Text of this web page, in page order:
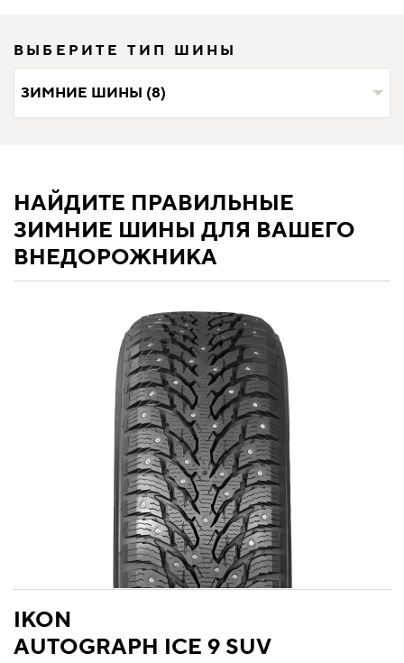
ВЫБЕРИТЕ ТИП ШИНЫ
ЗИМНИЕ ШИНЫ (8)
НАЙДИТЕ ПРАВИЛЬНЫЕ
ЗИМНИЕ ШИНЫ ДЛЯ ВАШЕГО
ВНЕДОРОЖНИКА
IKON
AUTOGRAPH ICE 9 SUV